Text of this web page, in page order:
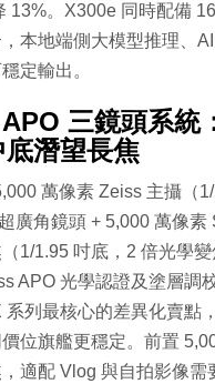
13%。X300e 同時配備
本地端側大模型推理、
定輸出。
三鏡頭系統
潛望長焦
萬像素 Zeiss 主攝（1/
廣角鏡頭 + 5,000 萬像素
1/1.95 吋底，2 倍光學
APO 光學認證及塗層調
系列最核心的差異化賣點
位旗艦更穩定。前置
適配 Vlog 與自拍影像需